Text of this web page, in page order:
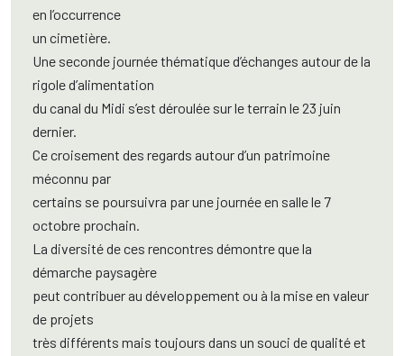
en l’occurrence
un cimetière.
Une seconde journée thématique d’échanges autour de la
rigole d’alimentation
du canal du Midi s’est déroulée sur le terrain le 23 juin
dernier.
Ce croisement des regards autour d’un patrimoine
méconnu par
certains se poursuivra par une journée en salle le 7
octobre prochain.
La diversité de ces rencontres démontre que la
démarche paysagère
peut contribuer au développement ou à la mise en valeur
de projets
très différents mais toujours dans un souci de qualité et